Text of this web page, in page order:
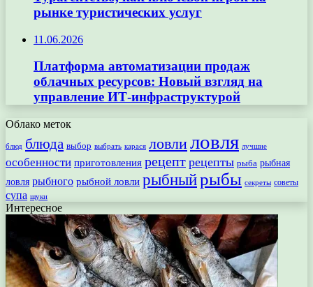
рынке туристических услуг
11.06.2026
Платформа автоматизации продаж
облачных ресурсов: Новый взгляд на
управление ИТ-инфраструктурой
Облако меток
блюд блюда выбор выбрать карася ловлиловля лучшие
особенности приготовления рецепт рецепты рыба рыбная
ловля рыбного рыбной ловли рыбныйрыбы секреты советы
супа щуки
Интересное